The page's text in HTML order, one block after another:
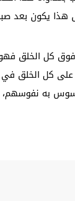
هذا يكون بعد
فوق كل الخلق
على كل الخلق
به